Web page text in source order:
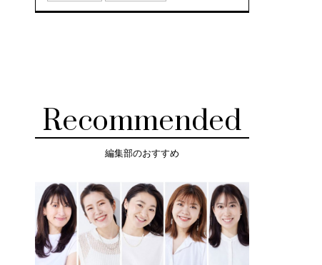
Recommended
編集部のおすすめ